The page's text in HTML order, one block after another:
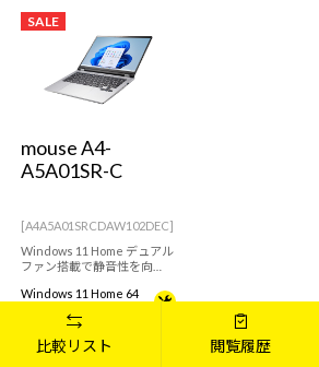
SALE
mouse A4-
A5A01SR-C
[A4A5A01SRCDAW102DEC]
Windows 11 Home デュアル
ファン搭載で静音性を向
におすすめ！マルチタスク
に優れたAMD Ryzen 5
7535HS プロセッサ搭載した
14型ノート！高い堅牢性と
耐久性を実証された【MIL規
Windows 11 Home 64
AMD Ryzen™ 5 7535HS プロ
セッサ
比較リスト 閲覧履歴